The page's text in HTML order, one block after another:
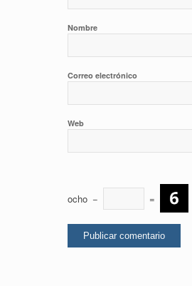
Nombre
Correo electrónico
Web
ocho − =